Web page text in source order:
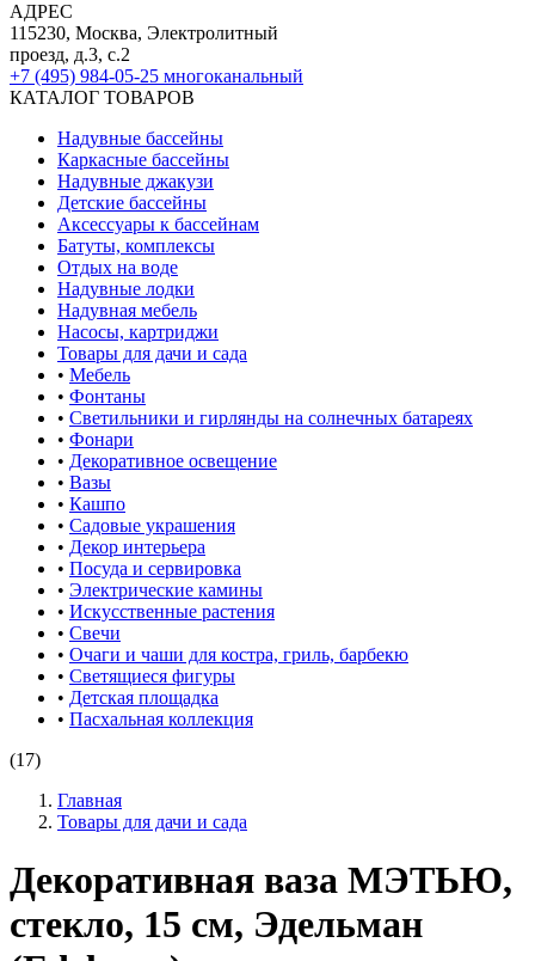
АДРЕС
115230, Москва, Электролитный
проезд, д.3, с.2
+7 (495) 984-05-25 многоканальный
КАТАЛОГ ТОВАРОВ
Надувные бассейны
Каркасные бассейны
Надувные джакузи
Детские бассейны
Аксессуары к бассейнам
Батуты, комплексы
Отдых на воде
Надувные лодки
Надувная мебель
Насосы, картриджи
Товары для дачи и сада
• Мебель
• Фонтаны
• Светильники и гирлянды на солнечных батареях
• Фонари
• Декоративное освещение
• Вазы
• Кашпо
• Садовые украшения
• Декор интерьера
• Посуда и сервировка
• Электрические камины
• Искусственные растения
• Свечи
• Очаги и чаши для костра, гриль, барбекю
• Светящиеся фигуры
• Детская площадка
• Пасхальная коллекция
(17)
Главная
Товары для дачи и сада
Декоративная ваза МЭТЬЮ,
стекло, 15 см, Эдельман